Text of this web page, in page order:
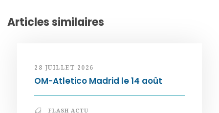
Articles similaires
28 JUILLET 2026
OM-Atletico Madrid le 14 août
FLASH ACTU